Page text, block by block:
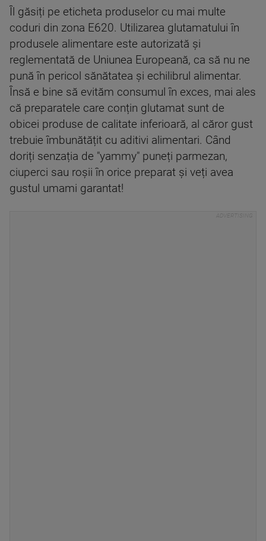
Îl găsiți pe eticheta produselor cu mai multe
coduri din zona E620. Utilizarea glutamatului în
produsele alimentare este autorizată și
reglementată de Uniunea Europeană, ca să nu ne
pună în pericol sănătatea și echilibrul alimentar.
Însă e bine să evităm consumul în exces, mai ales
că preparatele care conțin glutamat sunt de
obicei produse de calitate inferioară, al căror gust
trebuie îmbunătățit cu aditivi alimentari. Când
doriți senzația de "yammy" puneți parmezan,
ciuperci sau roșii în orice preparat și veți avea
gustul umami garantat!